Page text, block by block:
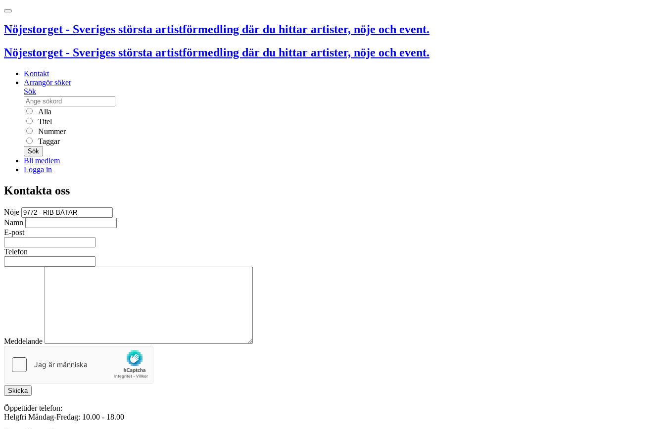
Nöjestorget - Sveriges största artistförmedling där du hittar artister, nöje och event.
Nöjestorget - Sveriges största artistförmedling där du hittar artister, nöje och event.
Kontakt
Arrangör söker
Sök
Alla
Titel
Nummer
Taggar
Sök
Bli medlem
Logga in
Kontakta oss
Nöje
Namn
E-post
Telefon
Meddelande
Skicka
Öppettider telefon:
Helgfri Måndag-Fredag: 10.00 - 18.00